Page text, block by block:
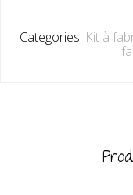
Categories: Kit à